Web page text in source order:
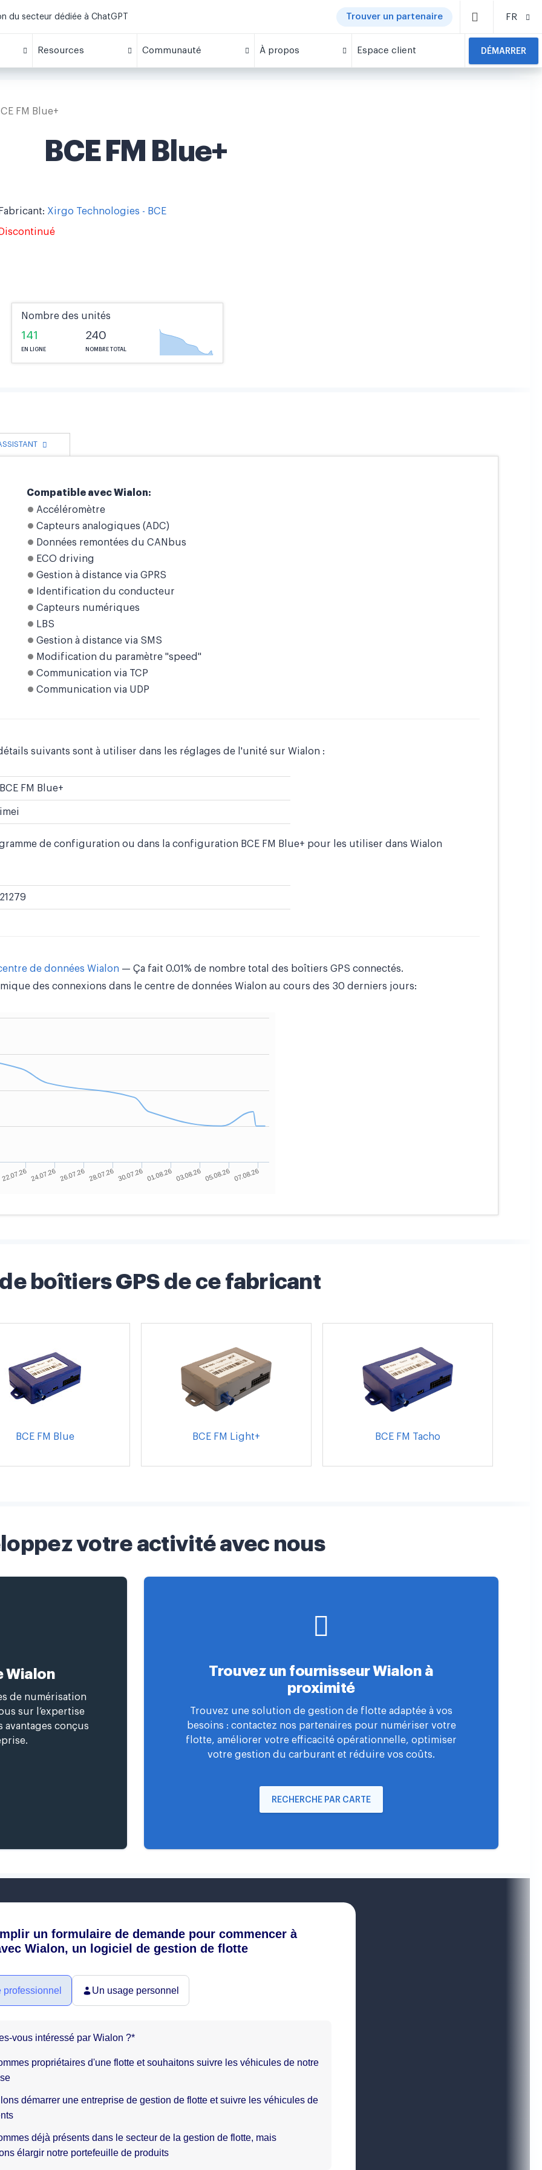
du secteur dédiée à ChatGPT Trouver un partenaire FR
Resources Communauté À propos Espace client DÉMARRER
FM Blue+
BCE FM Blue+
Xirgo Technologies - BCE
Nombre des unités
141
EN LIGNE
240
NOMBRE TOTAL
Compatible avec Wialon:
Accéléromètre
Capteurs analogiques (ADC)
Données remontées du CANbus
ECO driving
Gestion à distance via GPRS
Identification du conducteur
Capteurs numériques
LBS
Gestion à distance via SMS
Modification du paramètre "speed"
Communication via TCP
Communication via UDP
suivants sont à utiliser dans les réglages de l'unité sur Wialon :
BCE FM Blue+
imei
de configuration ou dans la configuration BCE FM Blue+ pour les utiliser dans Wialon
21279
de données Wialon — Ça fait 0.01% de nombre total des boîtiers GPS connectés.
des connexions dans le centre de données Wialon au cours des 30 derniers jours:
boîtiers GPS de ce fabricant
BCE FM Blue BCE FM Light+ BCE FM Tacho
votre activité avec nous
Wialon
de numérisation
sur l’expertise
avantages conçus
Trouvez un fournisseur Wialon à
proximité
Trouvez une solution de gestion de flotte adaptée à vos
besoins : contactez nos partenaires pour numériser votre
flotte, améliorer votre efficacité opérationnelle, optimiser
votre gestion du carburant et réduire vos coûts.
RECHERCHE PAR CARTE